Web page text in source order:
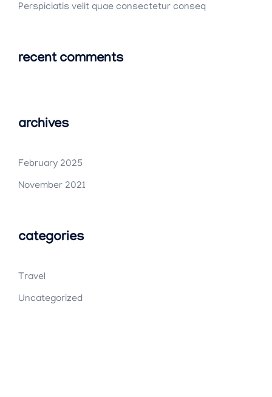
Perspiciatis velit quae consectetur conseq
recent comments
archives
February 2025
November 2021
categories
Travel
Uncategorized